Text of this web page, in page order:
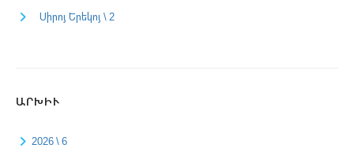
Սիրոյ Երեկոյ \ 2
ԱՐԽԻՒ
2026 \ 6